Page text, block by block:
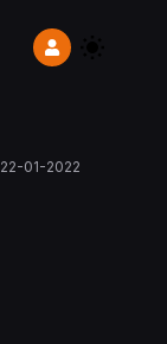
22-01-2022